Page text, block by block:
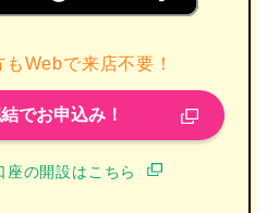
Webで来店不要！
でお申込み！
座の開設はこちら